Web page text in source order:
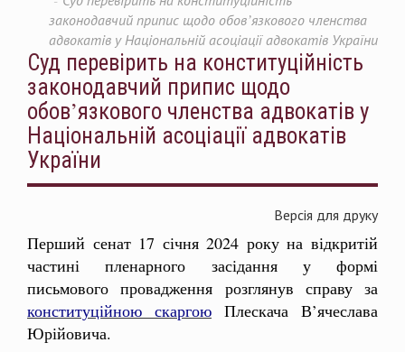
законодавчий припис щодо обов’язкового членства
адвокатів у Національній асоціації адвокатів України
Суд перевірить на конституційність
законодавчий припис щодо
обов’язкового членства адвокатів у
Національній асоціації адвокатів
України
Версія для друку
Перший сенат 17 січня 2024 року на відкритій
частині пленарного засідання у формі
письмового провадження розглянув справу за
конституційною скаргою Плескача В’ячеслава
Юрійовича.